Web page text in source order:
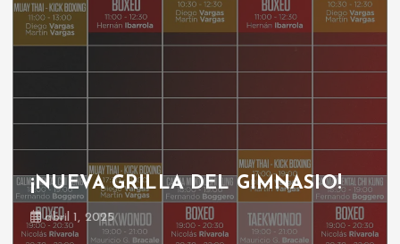
¡NUEVA GRILLA DEL GIMNASIO!
abril 1, 2025